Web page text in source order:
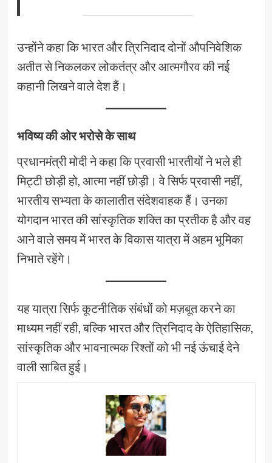
उन्होंने कहा कि भारत और त्रिनिदाद दोनों औपनिवेशिक
अतीत से निकलकर लोकतंत्र और आत्मगौरव की नई
कहानी लिखने वाले देश हैं।
भविष्य की ओर भरोसे के साथ
प्रधानमंत्री मोदी ने कहा कि प्रवासी भारतीयों ने भले ही
मिट्टी छोड़ी हो, आत्मा नहीं छोड़ी। वे सिर्फ प्रवासी नहीं,
भारतीय सभ्यता के कालातीत संदेशवाहक हैं। उनका
योगदान भारत की सांस्कृतिक शक्ति का प्रतीक है और वह
आने वाले समय में भारत के विकास यात्रा में अहम भूमिका
निभाते रहेंगे।
यह यात्रा सिर्फ कूटनीतिक संबंधों को मज़बूत करने का
माध्यम नहीं रही, बल्कि भारत और त्रिनिदाद के ऐतिहासिक,
सांस्कृतिक और भावनात्मक रिश्तों को भी नई ऊंचाई देने
वाली साबित हुई।